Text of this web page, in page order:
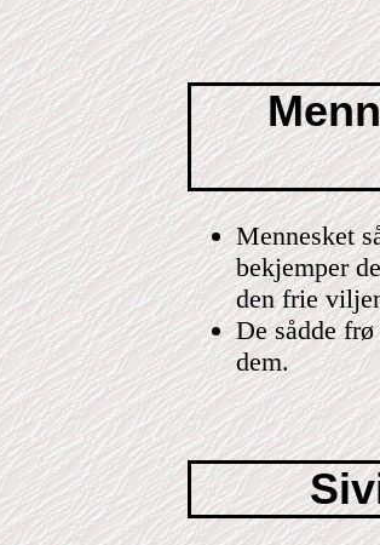
Mennesket
bekjemper
den frie
De sådde
dem.